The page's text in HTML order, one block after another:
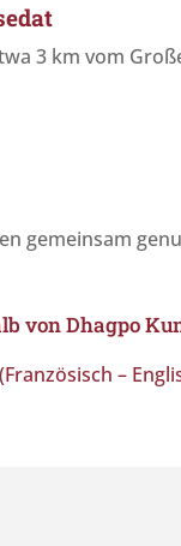
3 km vom
gemeinsam
von Dhagpo
–